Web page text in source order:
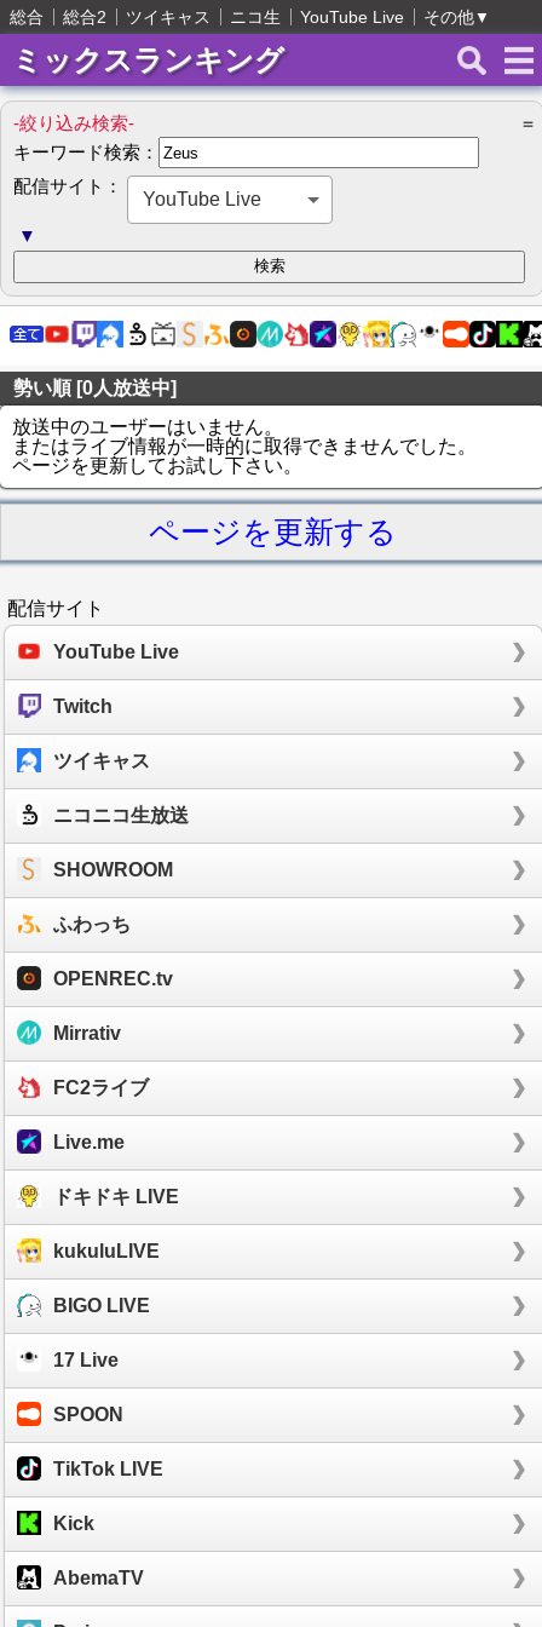
総合 総合2 ツイキャス ニコ生 YouTube Live その他▼
ミックスランキング
-絞り込み検索-
＝
キーワード検索：
配信サイト：
YouTube Live
▼
勢い順 [0人放送中]
放送中のユーザーはいません。
またはライブ情報が一時的に取得できませんでした。
ページを更新してお試し下さい。
ページを更新する
配信サイト
YouTube Live
Twitch
ツイキャス
ニコニコ生放送
SHOWROOM
ふわっち
OPENREC.tv
Mirrativ
FC2ライブ
Live.me
ドキドキ LIVE
kukuluLIVE
BIGO LIVE
17 Live
SPOON
TikTok LIVE
Kick
AbemaTV